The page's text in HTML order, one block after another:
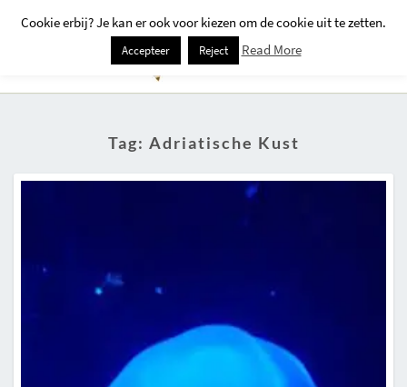
Tag: Adriatische Kust
Cookie erbij? Je kan er ook voor kiezen om de cookie uit te zetten.
Accepteer Reject Read More